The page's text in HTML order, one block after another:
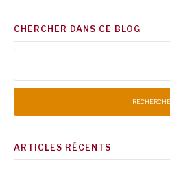
CHERCHER DANS CE BLOG
ARTICLES RÉCENTS